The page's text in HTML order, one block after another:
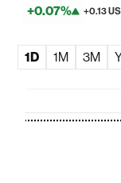
+0.07% +0.13
1D 1M 3M